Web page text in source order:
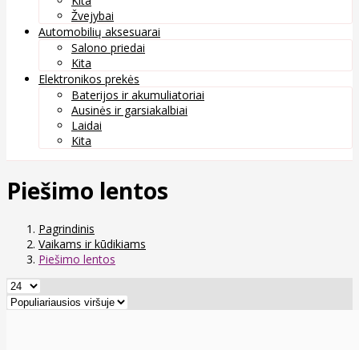
Žvejybai
Automobilių aksesuarai
Salono priedai
Kita
Elektronikos prekės
Baterijos ir akumuliatoriai
Ausinės ir garsiakalbiai
Laidai
Kita
Piešimo lentos
Pagrindinis
Vaikams ir kūdikiams
Piešimo lentos